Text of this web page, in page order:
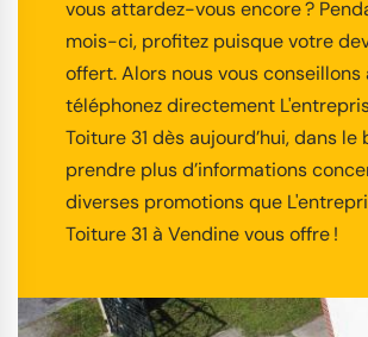
vous attardez-vous encore ?
mois-ci, profitez puisque votre
offert. Alors nous vous conseillons
téléphonez directement
Toiture 31 dès aujourd’hui, dans le
prendre plus d’informations
diverses promotions que
Toiture 31 à Vendine vous offre !